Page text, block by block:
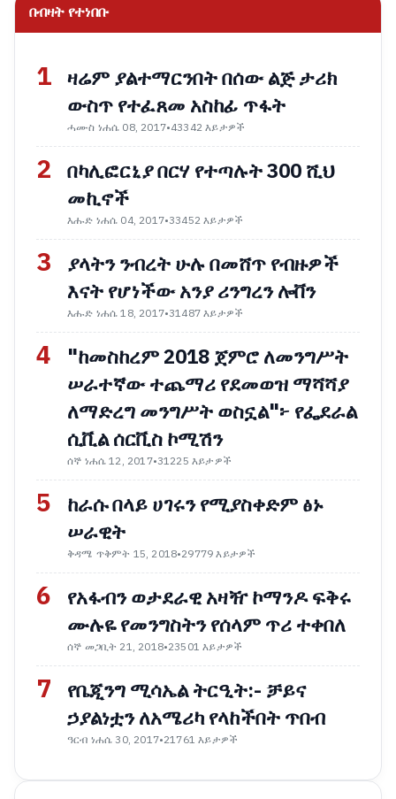
በብዛት የተነበቡ
1 ዛሬም ያልተማርንበት በሰው ልጅ ታሪክ
ውስጥ የተፈጸመ አስከፊ ጥፋት
ሓሙስ ነሐሴ 08, 2017•43342 እይታዎች
2 በካሊፎርኒያ በርሃ የተጣሉት 300 ሺህ
መኪኖች
እሑድ ነሐሴ 04, 2017•33452 እይታዎች
3
ያላትን ንብረት ሁሉ በመሸጥ የብዙዎች
እናት የሆነችው አንያ ሪንግረን ሎቨን
እሑድ ነሐሴ 18, 2017•31487 እይታዎች
4
"ከመስከረም 2018 ጀምሮ ለመንግሥት
ሠራተኛው ተጨማሪ የደመወዝ ማሻሻያ
ለማድረግ መንግሥት ወስኗል"፦ የፌደራል
ሲቪል ሰርቪስ ኮሚሽን
ሰኞ ነሐሴ 12, 2017•31225 እይታዎች
5
ከራሱ በላይ ሀገሩን የሚያስቀድም ፅኑ
ሠራዊት
ቅዳሜ ጥቅምት 15, 2018•29779 እይታዎች
6
የአፋብን ወታደራዊ አዛዥ ኮማንዶ ፍቅሩ
ሙሉዬ የመንግስትን የሰላም ጥሪ ተቀበለ
ሰኞ መጋቢት 21, 2018•23501 እይታዎች
7
የቤጂንግ ሚሳኤል ትርዒት:- ቻይና
ኃያልነቷን ለአሜሪካ የላከችበት ጥበብ
ዓርብ ነሐሴ 30, 2017•21761 እይታዎች